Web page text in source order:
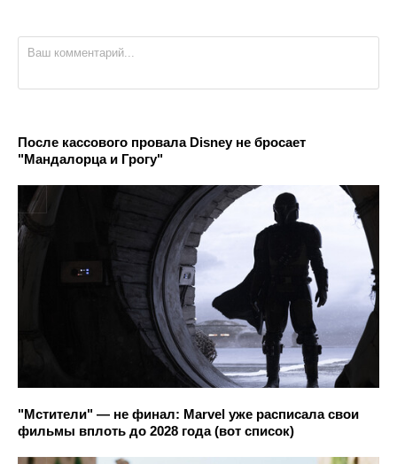
После кассового провала Disney не бросает
"Мандалорца и Грогу"
"Мстители" — не финал: Marvel уже расписала свои
фильмы вплоть до 2028 года (вот список)